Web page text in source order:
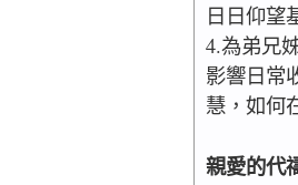
日日仰望
4.為弟兄
影響日常
慧，如何
親愛的代